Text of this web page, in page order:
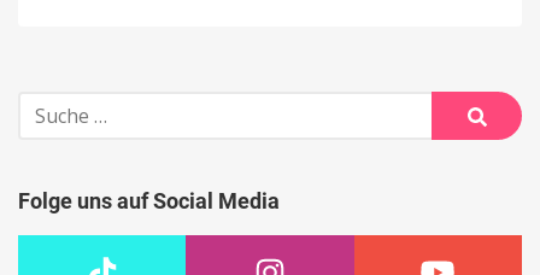
Suche
nach:
Suche
Folge uns auf Social Media